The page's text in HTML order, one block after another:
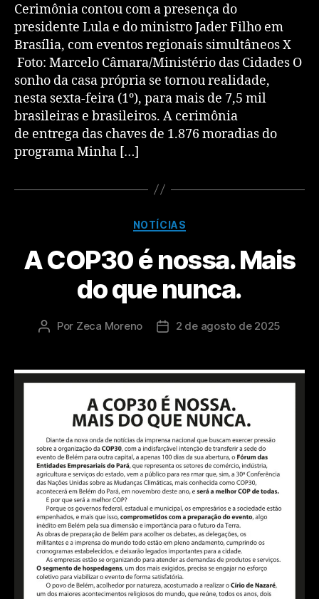
Cerimônia contou com a presença do
presidente Lula e do ministro Jader Filho em
Brasília, com eventos regionais simultâneos X
Foto: Marcelo Câmara/Ministério das Cidades O
sonho da casa própria se tornou realidade,
nesta sexta-feira (1º), para mais de 7,5 mil
brasileiras e brasileiros. A cerimônia
de entrega das chaves de 1.876 moradias do
programa Minha […]
NOTÍCIAS
A COP30 é nossa. Mais
do que nunca.
Por Zeca Moreno 2 de agosto de 2025